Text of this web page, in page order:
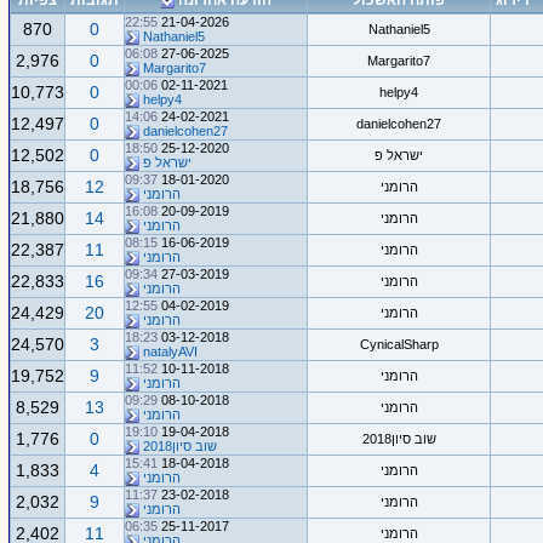
Nathaniel5
21-04-2026
22:55
Nathaniel5
0
870
Margarito7
27-06-2025
06:08
Margarito7
0
2,976
helpy4
02-11-2021
00:06
helpy4
0
10,773
danielcohen27
24-02-2021
14:06
danielcohen27
0
12,497
ישראל פ 25-12-2020
18:50
ישראל פ
0
12,502
הרומני 18-01-2020
09:37
הרומני
12
18,756
הרומני 20-09-2019
16:08
הרומני
14
21,880
הרומני 16-06-2019
08:15
הרומני
11
22,387
הרומני 27-03-2019
09:34
הרומני
16
22,833
הרומני 04-02-2019
12:55
הרומני
20
24,429
CynicalSharp
03-12-2018
18:23
natalyAVI
3
24,570
הרומני 10-11-2018
11:52
הרומני
9
19,752
הרומני 08-10-2018
09:29
הרומני
13
8,529
שוב סיון2018 19-04-2018
19:10
שוב סיון2018
0
1,776
הרומני 18-04-2018
15:41
הרומני
4
1,833
הרומני 23-02-2018
11:37
הרומני
9
2,032
הרומני 25-11-2017
06:35
11
2,402